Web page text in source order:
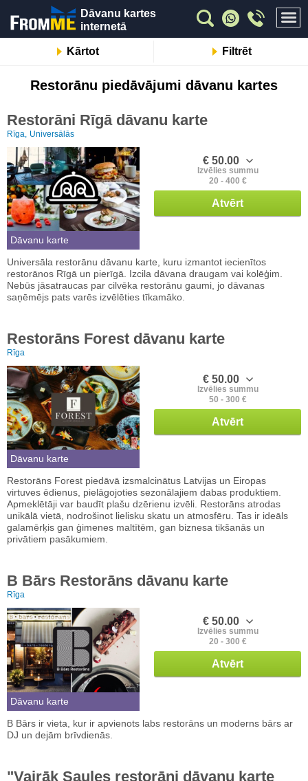
Dāvanu kartes
internetā
Kārtot Filtrēt
Restorānu piedāvājumi dāvanu kartes
Restorāni Rīgā dāvanu karte
Rīga, Universālās
Dāvanu karte
€ 50.00
Izvēlies summu
20 - 400 €
Atvērt
Universāla restorānu dāvanu karte, kuru izmantot iecienītos
restorānos Rīgā un pierīgā. Izcila dāvana draugam vai kolēģim.
Nebūs jāsatraucas par cilvēka restorānu gaumi, jo dāvanas
saņēmējs pats varēs izvēlēties tīkamāko.
Restorāns Forest dāvanu karte
Rīga
Dāvanu karte
€ 50.00
Izvēlies summu
50 - 300 €
Atvērt
Restorāns Forest piedāvā izsmalcinātus Latvijas un Eiropas
virtuves ēdienus, pielāgojoties sezonālajiem dabas produktiem.
Apmeklētāji var baudīt plašu dzērienu izvēli. Restorāns atrodas
unikālā vietā, nodrošinot lielisku skatu un atmosfēru. Tas ir ideāls
galamērķis gan ģimenes maltītēm, gan biznesa tikšanās un
privātiem pasākumiem.
B Bārs Restorāns dāvanu karte
Rīga
Dāvanu karte
€ 50.00
Izvēlies summu
20 - 300 €
Atvērt
B Bārs ir vieta, kur ir apvienots labs restorāns un moderns bārs ar
DJ un dejām brīvdienās.
"Vairāk Saules restorāni dāvanu karte